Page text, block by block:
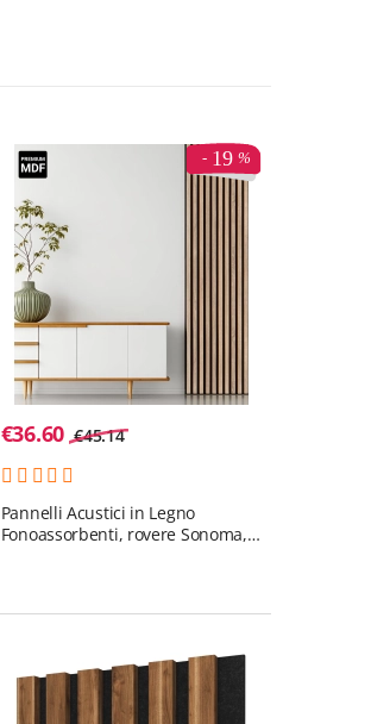
19
€36.60 €45.14
Pannelli Acustici in Legno
Fonoassorbenti, rovere Sonoma,